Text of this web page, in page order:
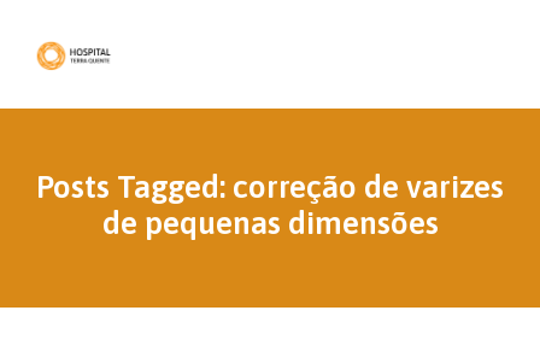
Posts Tagged: correção de varizes
de pequenas dimensões